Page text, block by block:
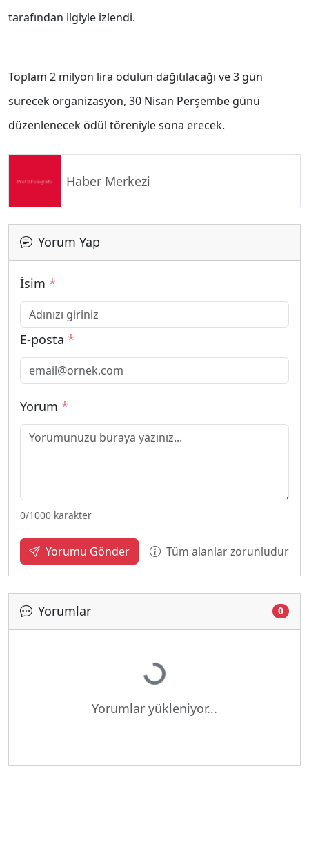
tarafından ilgiyle izlendi.
Toplam 2 milyon lira ödülün dağıtılacağı ve 3 gün
sürecek organizasyon, 30 Nisan Perşembe günü
düzenlenecek ödül töreniyle sona erecek.
Haber Merkezi
Yorum Yap
İsim *
E-posta *
Yorum *
0/1000 karakter
Yorumu Gönder Tüm alanlar zorunludur
Yorumlar 0
Yükleniyor...
Yorumlar yükleniyor...